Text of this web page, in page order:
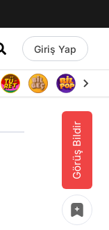
Giriş Yap
Görüş Bildir